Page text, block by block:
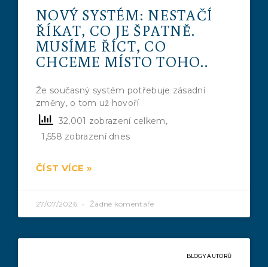
NOVÝ SYSTÉM: NESTAČÍ
ŘÍKAT, CO JE ŠPATNĚ.
MUSÍME ŘÍCT, CO
CHCEME MÍSTO TOHO..
Že současný systém potřebuje zásadní
změny, o tom už hovoří
32,001 zobrazení celkem,
1,558 zobrazení dnes
ČÍST VÍCE »
27/07/2026 Žádné komentáře
BLOGY AUTORŮ